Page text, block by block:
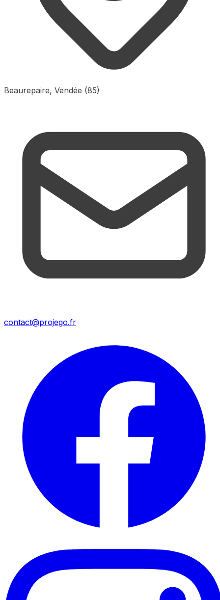
Beaurepaire, Vendée (85)
contact@projego.fr